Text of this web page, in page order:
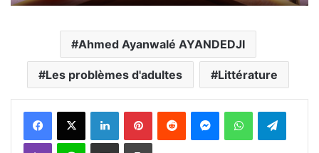
Ahmed Ayanwalé AYANDEDJI
Les problèmes d'adultes Littérature
FacebookX Linkedin PinterestReddit MessengerWhatsAppTelegram
Viber Ligne Partager par email Imprimer